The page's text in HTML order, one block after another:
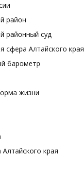
район
районный суд
сфера Алтайского края
барометр
жизни
края